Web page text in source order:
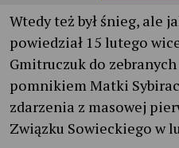
Wtedy też był śnieg, ale
powiedział 15 lutego
Gmitruczuk do
pomnikiem Matki
zdarzenia z masowej
Związku Sowieckiego w